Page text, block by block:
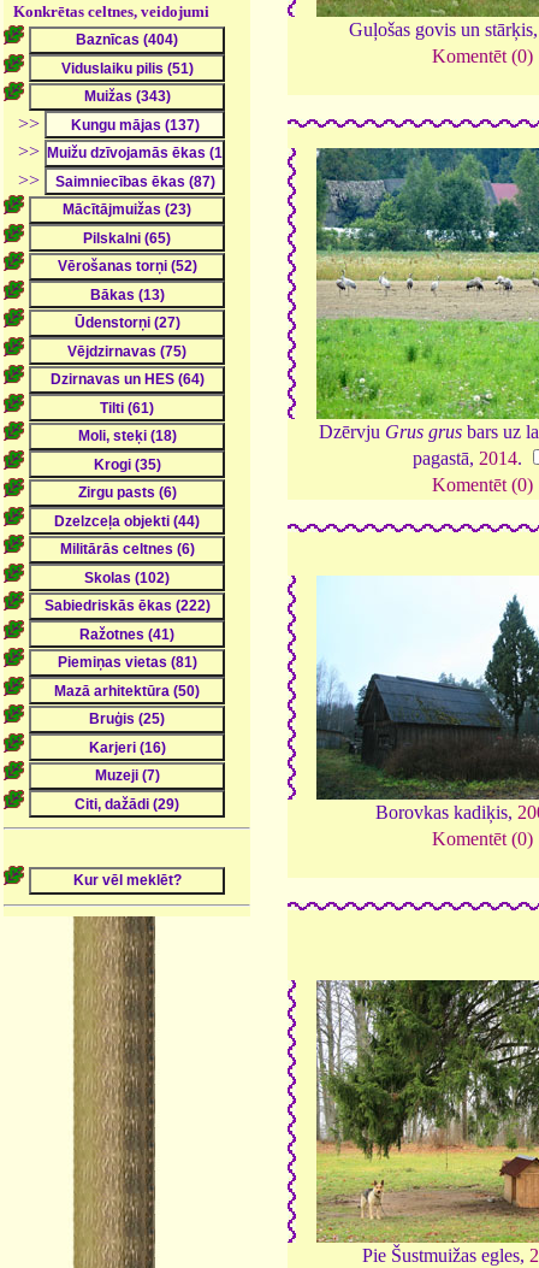
Konkrētas celtnes, veidojumi
>>
>>
>>
Guļošas govis un
Komentēt (0)
Dzērvju Grus grus bars uz
pagastā, 2014.
Komentēt (0)
Borovkas kadiķis,
Komentēt (0)
Pie Šustmuižas egles,